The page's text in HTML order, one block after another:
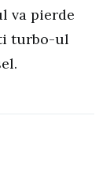
va pierde
turbo-ul